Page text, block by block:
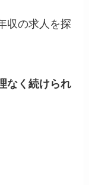
収の求人を探
なく続けられ